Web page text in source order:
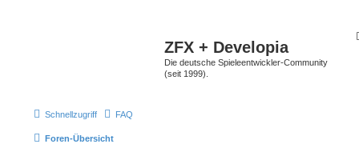
ZFX + Developia
Die deutsche Spieleentwickler-Community
(seit 1999).
Schnellzugriff FAQ
Foren-Übersicht